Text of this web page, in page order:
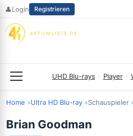
Zum
springen
👤Login Registrieren
UHD Blu-rays · Player ·
Home Ultra HD Blu-ray Schauspieler
Brian Goodman